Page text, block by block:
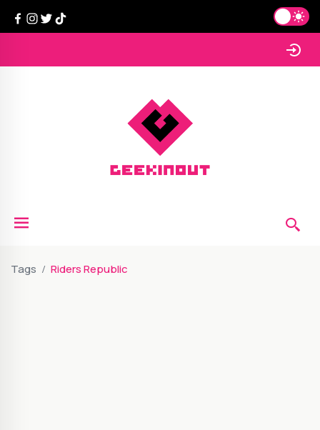
Tags Riders Republic